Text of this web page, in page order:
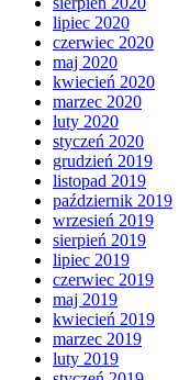
lipiec 2020
czerwiec 2020
maj 2020
kwiecień 2020
marzec 2020
luty 2020
styczeń 2020
grudzień 2019
listopad 2019
październik 2019
wrzesień 2019
sierpień 2019
lipiec 2019
czerwiec 2019
maj 2019
kwiecień 2019
marzec 2019
luty 2019